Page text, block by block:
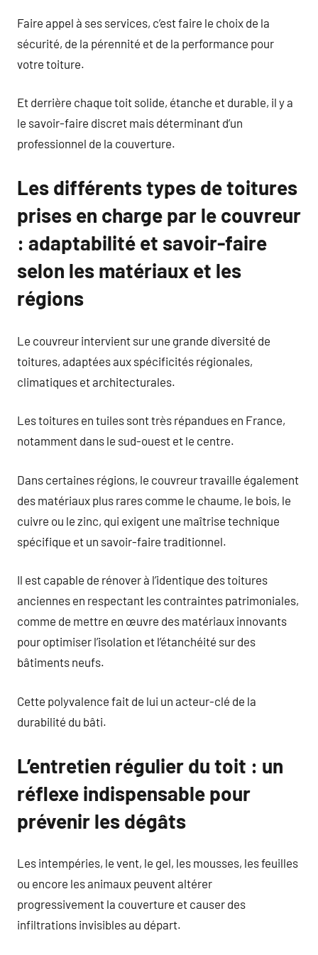
Faire appel à ses services, c’est faire le choix de la
sécurité, de la pérennité et de la performance pour
votre toiture.
Et derrière chaque toit solide, étanche et durable, il y a
le savoir-faire discret mais déterminant d’un
professionnel de la couverture.
Les différents types de toitures
prises en charge par le couvreur
: adaptabilité et savoir-faire
selon les matériaux et les
régions
Le couvreur intervient sur une grande diversité de
toitures, adaptées aux spécificités régionales,
climatiques et architecturales.
Les toitures en tuiles sont très répandues en France,
notamment dans le sud-ouest et le centre.
Dans certaines régions, le couvreur travaille également
des matériaux plus rares comme le chaume, le bois, le
cuivre ou le zinc, qui exigent une maîtrise technique
spécifique et un savoir-faire traditionnel.
Il est capable de rénover à l’identique des toitures
anciennes en respectant les contraintes patrimoniales,
comme de mettre en œuvre des matériaux innovants
pour optimiser l’isolation et l’étanchéité sur des
bâtiments neufs.
Cette polyvalence fait de lui un acteur-clé de la
durabilité du bâti.
L’entretien régulier du toit : un
réflexe indispensable pour
prévenir les dégâts
Les intempéries, le vent, le gel, les mousses, les feuilles
ou encore les animaux peuvent altérer
progressivement la couverture et causer des
infiltrations invisibles au départ.